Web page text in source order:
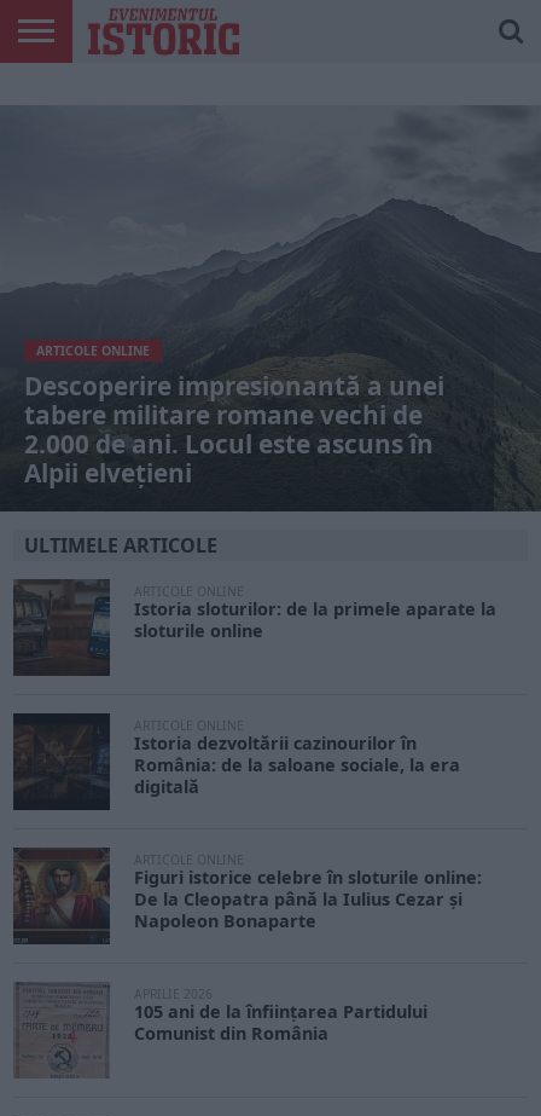
ARTICOLE ONLINE
Descoperire impresionantă a unei
tabere militare romane vechi de
2.000 de ani. Locul este ascuns în
Alpii elvețieni
ULTIMELE ARTICOLE
ARTICOLE ONLINE
Istoria sloturilor: de la primele aparate la
sloturile online
ARTICOLE ONLINE
Istoria dezvoltării cazinourilor în
România: de la saloane sociale, la era
digitală
ARTICOLE ONLINE
Figuri istorice celebre în sloturile online:
De la Cleopatra până la Iulius Cezar și
Napoleon Bonaparte
APRILIE 2026
105 ani de la înființarea Partidului
Comunist din România